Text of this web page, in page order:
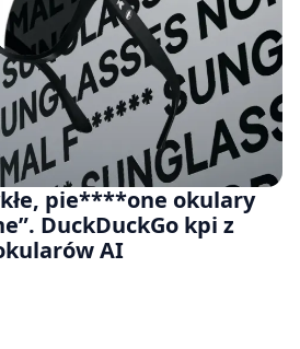
pie****one okulary
DuckDuckGo kpi z
AI